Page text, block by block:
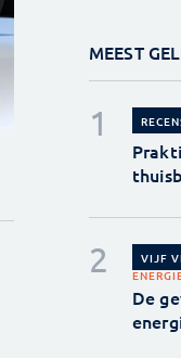
MEEST
VIJF
De